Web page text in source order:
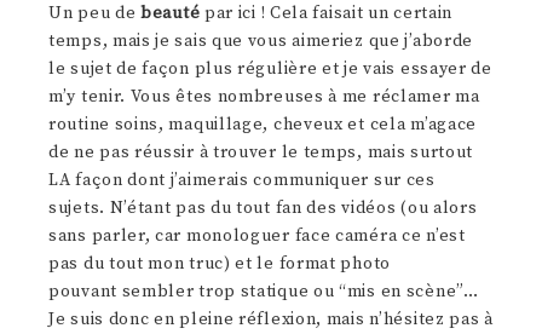
Un peu de beauté par ici ! Cela faisait un certain
temps, mais je sais que vous aimeriez que j’aborde
le sujet de façon plus régulière et je vais essayer de
m’y tenir. Vous êtes nombreuses à me réclamer ma
routine soins, maquillage, cheveux et cela m’agace
de ne pas réussir à trouver le temps, mais surtout
LA façon dont j’aimerais communiquer sur ces
sujets. N’étant pas du tout fan des vidéos (ou alors
sans parler, car monologuer face caméra ce n’est
pas du tout mon truc) et le format photo
pouvant sembler trop statique ou “mis en scène”…
Je suis donc en pleine réflexion, mais n’hésitez pas à